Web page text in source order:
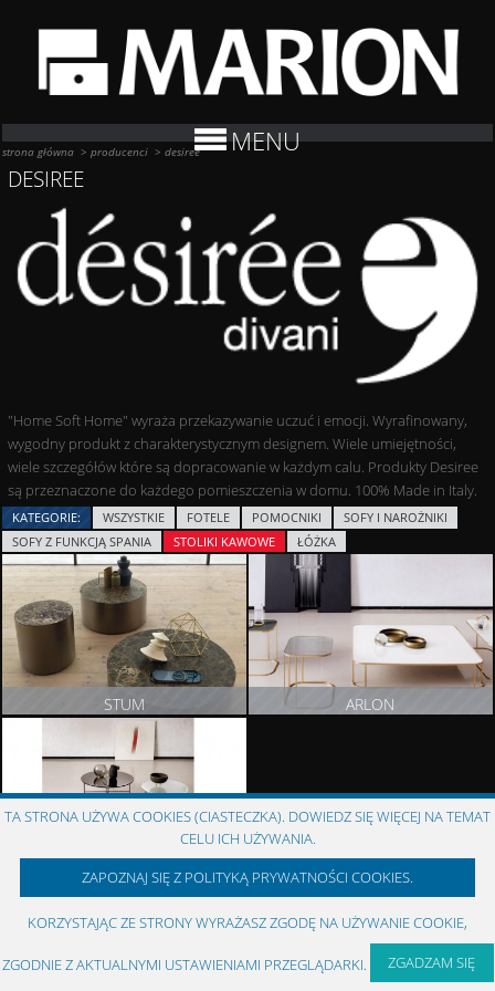
MENU
strona główna >producenci >desiree
DESIREE
"Home Soft Home" wyraża przekazywanie uczuć i emocji. Wyrafinowany,
wygodny produkt z charakterystycznym designem. Wiele umiejętności,
wiele szczegółów które są dopracowanie w każdym calu. Produkty Desiree
są przeznaczone do każdego pomieszczenia w domu. 100% Made in Italy.
KATEGORIE: WSZYSTKIE FOTELE POMOCNIKI
SOFY I NAROŻNIKI
SOFY Z FUNKCJĄ SPANIA
STOLIKI KAWOWE ŁÓŻKA
STUM
ZOBACZ PRODUKT
ARLON
Agencja Interaktywna RMBi
TA STRONA UŻYWA COOKIES (CIASTECZKA). DOWIEDZ SIĘ WIĘCEJ NA TEMAT
CELU ICH UŻYWANIA.
ZAPOZNAJ SIĘ Z POLITYKĄ PRYWATNOŚCI COOKIES.
KORZYSTAJĄC ZE STRONY WYRAŻASZ ZGODĘ NA UŻYWANIE COOKIE,
ZGODNIE Z AKTUALNYMI USTAWIENIAMI PRZEGLĄDARKI. ZGADZAM SIĘ